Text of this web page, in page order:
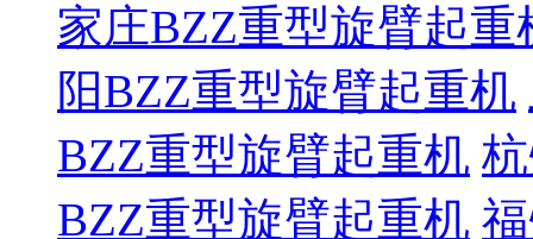
家庄BZZ重型旋臂起重
阳BZZ重型旋臂起重机
BZZ重型旋臂起重机
BZZ重型旋臂起重机